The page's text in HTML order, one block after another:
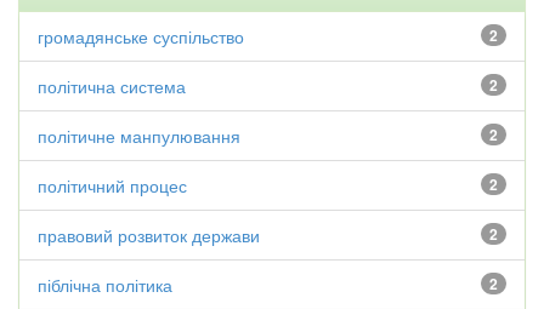
2
громадянське суспільство
2
політична система
2
політичне манпулювання
2
політичний процес
2
правовий розвиток держави
2
піблічна політика